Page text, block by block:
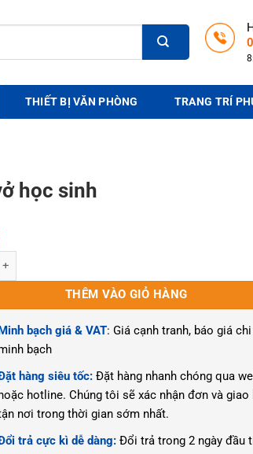
THIẾT BỊ VĂN PHÒNG TRANG TRÍ
học sinh
sinh số lượng
THÊM VÀO GIỎ HÀNG
bạch giá & VAT: Giá cạnh tranh, báo giá
bạch
hàng siêu tốc:Đặt hàng nhanh chóng qua
hoặc hotline. Chúng tôi sẽ xác nhận đơn và giao
nơi trong thời gian sớm nhất.
trả cực kì dễ dàng:Đổi trả trong 2 ngày đầu